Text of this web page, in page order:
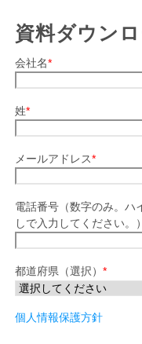
資料ダウン
会社名*
姓*
メールアドレス*
電話番号（数字のみ。ハ
しで入力してください。）
都道府県（選択） *
個人情報保護方針